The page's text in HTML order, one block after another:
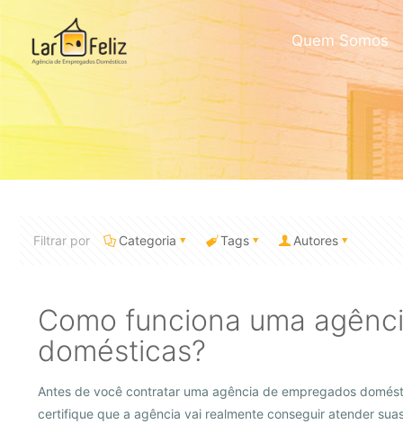
Quem Somos
Filtrar por Categoria Tags Autores
Como funciona uma
domésticas?
Antes de você contratar uma agência de empregados
certifique que a agência vai realmente conseguir atender